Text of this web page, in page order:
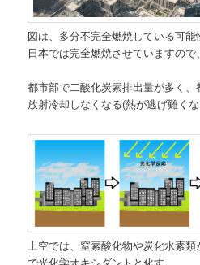
図は、多分不完全燃焼している可能
日本では完全燃焼させていますの
都市部で二酸化炭素排出量が多く
放射冷却しなくなる(熱が逃げ難く
上空では、窒素酸化物や炭化水素